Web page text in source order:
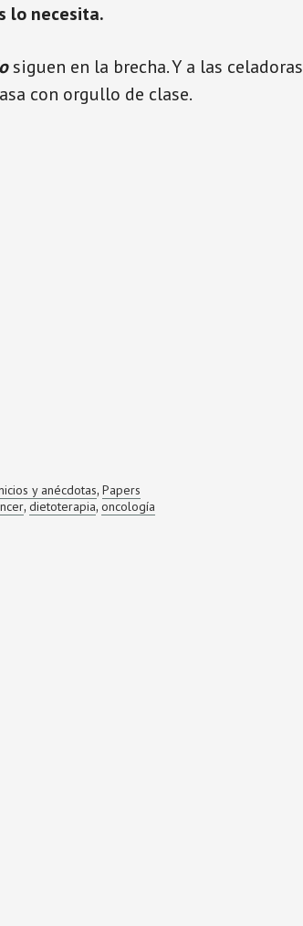
lo necesita.
siguen en la brecha. Y a las celadoras
con orgullo de clase.
y anécdotas, Papers
, dietoterapia, oncología